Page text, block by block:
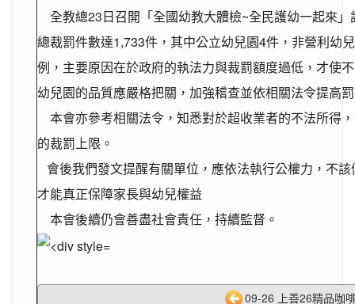
全教總23日召開「全國幼教大體檢~全民護幼一起來」
總裁罰件數達1,733件，其中公立幼兒園4件，非營利幼
例， 主要原因在於政府的執法力與裁罰額度過低， 才使
幼兒園的品質應嚴格把關，加強稽查並依相關法令提高
本會亦參考相關法令，知悉對於超收業者的不法所得，
的裁罰上限。
會後我們發文提醒有關單位，應依法執行公權力， 不
才能真正保障家長與幼兒權益
本會後續仍會善盡社會責任，持續監督。
09-26 上善26精品咖